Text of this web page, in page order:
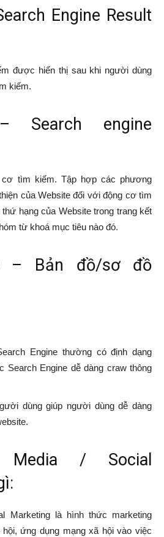
Engine Result
được hiển thị sau khi người dùng
kiếm.
Search engine
tìm kiếm. Tập hợp các phương
của Website đối với động cơ tìm
hạng của Website trong trang kết
từ khoá mục tiêu nào đó.
– Bản đồ/sơ đồ
Engine thường có định dạng
Search Engine dễ dàng craw thông
dùng giúp người dùng dễ dàng
Media / Social
Marketing là hình thức marketing
ứng dụng mạng xã hội vào việc